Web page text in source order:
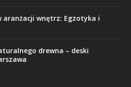
aranżacji wnętrz: Egzotyka i
drewna – deski